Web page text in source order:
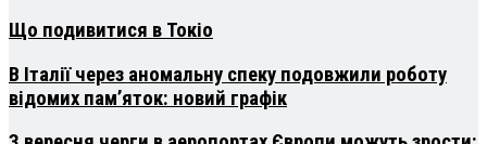
Що подивитися в Токіо
В Італії через аномальну спеку подовжили роботу
відомих пам’яток: новий графік